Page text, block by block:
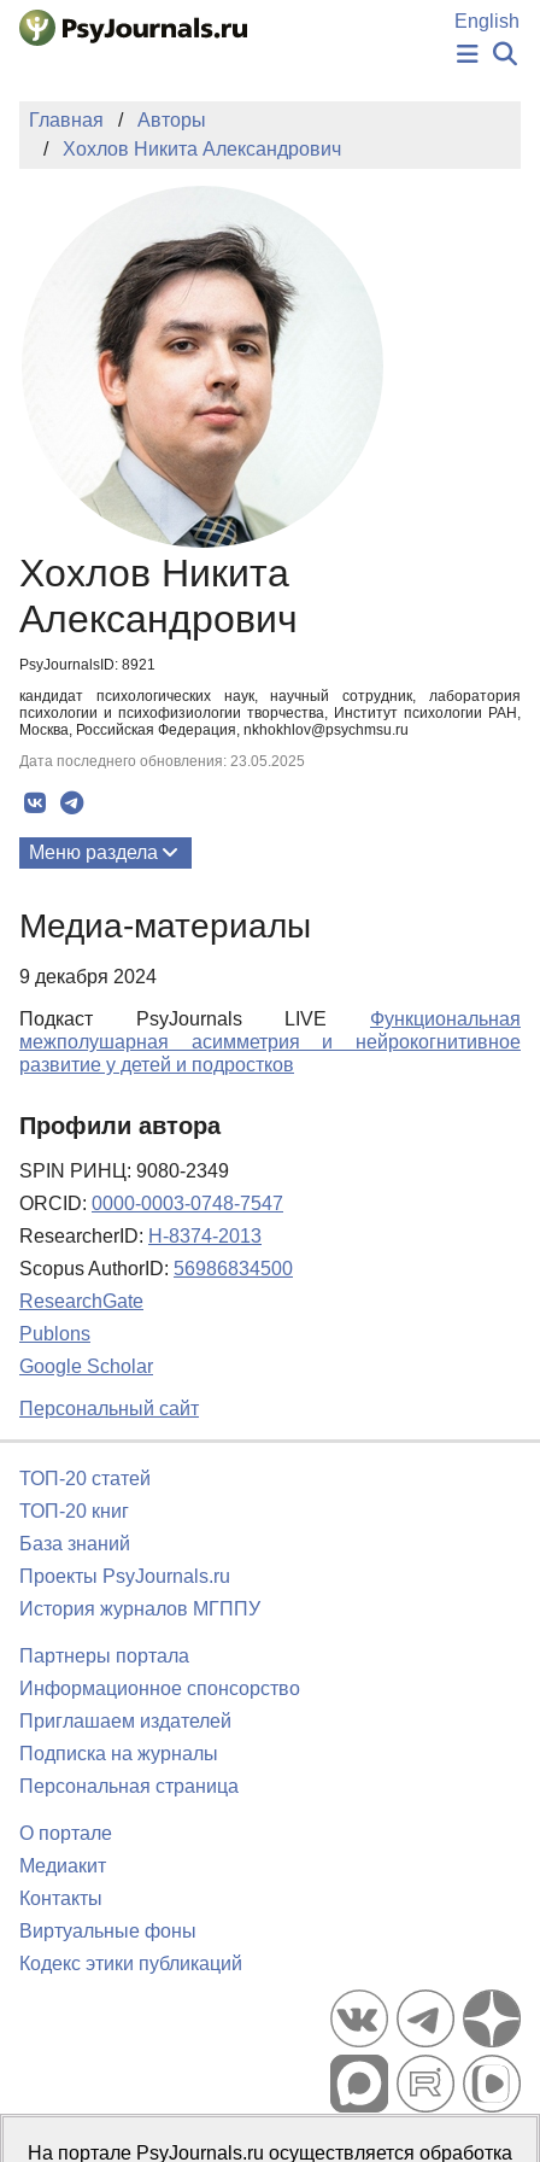
Перейти к основному содержанию
English
АВТОРЫ
КЛЮЧЕВЫЕ СЛОВА
Регистрация
Главная
Авторы
Хохлов Никита Александрович
Хохлов Никита
Александрович
PsyJournalsID: 8921
кандидат психологических наук, научный сотрудник, лаборатория
психологии и психофизиологии творчества, Институт психологии РАН,
Москва, Российская Федерация, nkhokhlov@psychmsu.ru
Дата последнего обновления: 23.05.2025
Меню раздела
Медиа-материалы
Медиа-материалы
9 декабря 2024
Подкаст PsyJournals LIVE Функциональная
межполушарная асимметрия и нейрокогнитивное
развитие у детей и подростков
Профили автора
SPIN РИНЦ: 9080-2349
ORCID: 0000-0003-0748-7547
ResearcherID: H-8374-2013
Scopus AuthorID: 56986834500
ResearchGate
Publons
Google Scholar
Персональный сайт
ТОП-20 статей
ТОП-20 книг
База знаний
Проекты PsyJournals.ru
История журналов МГППУ
Партнеры портала
Информационное спонсорство
Приглашаем издателей
Подписка на журналы
Персональная страница
О портале
Медиакит
Контакты
Виртуальные фоны
Кодекс этики публикаций
Портал психологических изданий PsyJournals.ru, 2007–2026
На портале PsyJournals.ru осуществляется обработка